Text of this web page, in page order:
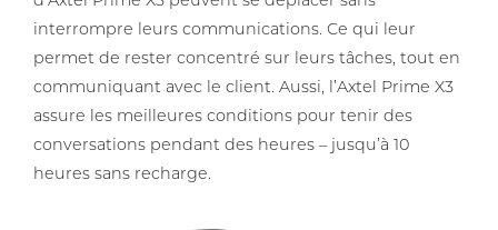
interrompre leurs communications. Ce qui leur
permet de rester concentré sur leurs tâches, tout en
communiquant avec le client. Aussi, l’Axtel Prime X3
assure les meilleures conditions pour tenir des
conversations pendant des heures – jusqu’à 10
heures sans recharge.